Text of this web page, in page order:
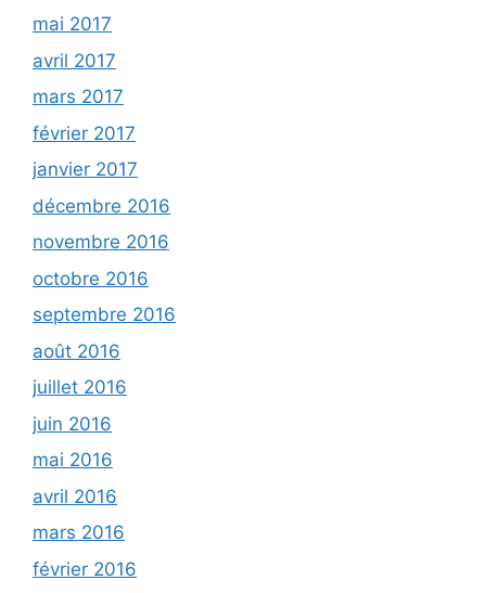
mai 2017
avril 2017
mars 2017
février 2017
janvier 2017
décembre 2016
novembre 2016
octobre 2016
septembre 2016
août 2016
juillet 2016
juin 2016
mai 2016
avril 2016
mars 2016
février 2016